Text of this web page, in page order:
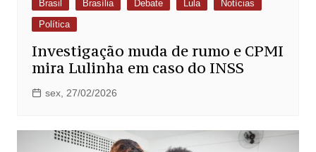
Brasil Brasília Debate Lula
Notícias
Política
Investigação muda de rumo e CPMI
mira Lulinha em caso do INSS
sex, 27/02/2026